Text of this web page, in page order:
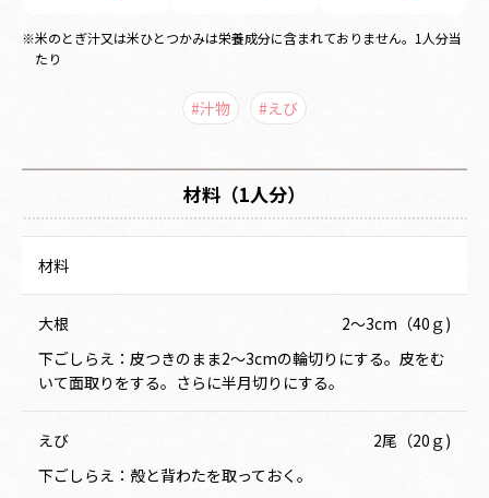
※米のとぎ汁又は米ひとつかみは栄養成分に含まれておりません。1人分当
たり
#汁物 #えび
材料（1人分）
材料
大根
2～3cm（40ｇ)
下ごしらえ：皮つきのまま2～3cmの輪切りにする。皮をむ
いて面取りをする。さらに半月切りにする。
えび
2尾（20ｇ)
下ごしらえ：殻と背わたを取っておく。